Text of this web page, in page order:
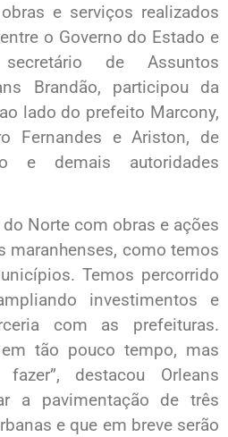
e serviços realizados
o Governo do Estado e
de Assuntos
Brandão, participou da
lado do prefeito Marcony,
Fernandes e Ariston, de
e demais autoridades
Norte com obras e ações
maranhenses, como temos
Temos percorrido
investimentos e
com as prefeituras.
tão pouco tempo, mas
destacou Orleans
a pavimentação de três
e que em breve serão